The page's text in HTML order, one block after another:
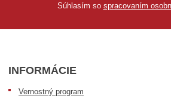
Súhlasím so spracovaním
INFORMÁCIE
Vernostný program